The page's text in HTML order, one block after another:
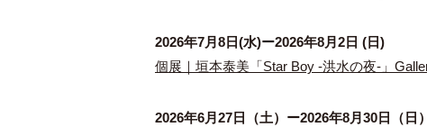
2026年7月8日(水)ー2026年8月2日 (日)
個展｜垣本泰美「Star Boy -洪水の夜-」
2026年6⽉27⽇（⼟）ー2026年8⽉30⽇（⽇）